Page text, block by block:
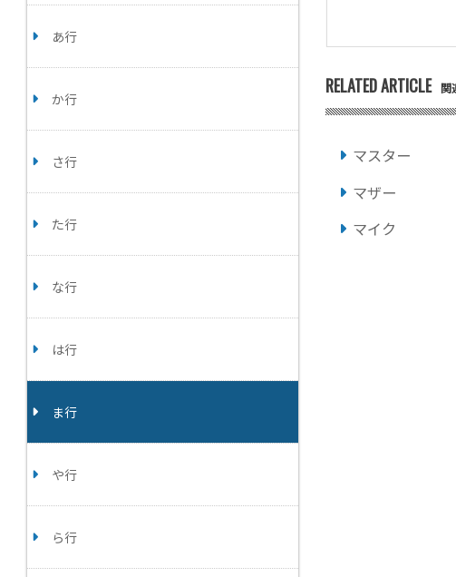
あ行
か行
さ行
た行
な行
は行
ま行
や行
ら行
RELATED ARTICLE 関
マスター
マザー
マイク